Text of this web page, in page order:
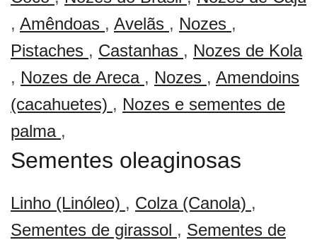
, Amêndoas , Avelãs , Nozes ,
Pistaches , Castanhas , Nozes de Kola
, Nozes de Areca , Nozes , Amendoins
(cacahuetes) , Nozes e sementes de
palma ,
Sementes oleaginosas
Linho (Linóleo) , Colza (Canola) ,
Sementes de girassol , Sementes de